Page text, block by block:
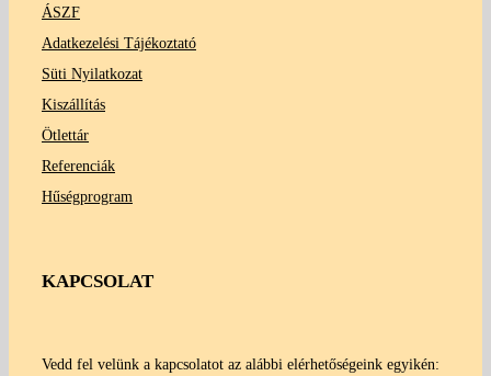
ÁSZF
Adatkezelési Tájékoztató
Süti Nyilatkozat
Kiszállítás
Ötlettár
Referenciák
Hűségprogram
KAPCSOLAT
Vedd fel velünk a kapcsolatot az alábbi elérhetőségeink egyikén: